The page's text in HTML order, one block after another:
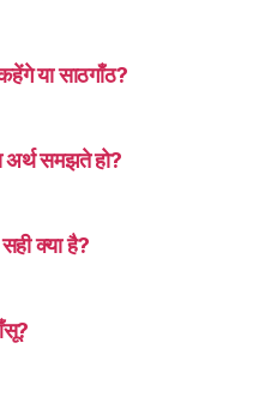
या साठगाँठ?
समझते हो?
क्या है?